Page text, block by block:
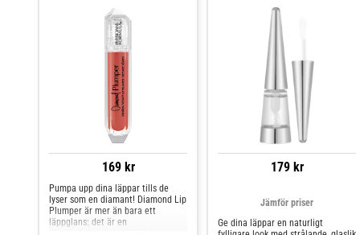
och volymgivande glansFylligare
och slätare läppar med endast en
appliceringKlumpar intePassar
känsliga läppar*Instrumentellt test
169 kr
Pumpa upp dina läppar tills de
lyser som en diamant! Diamond Lip
Plumper är mer än bara ett
läppglans: det är en
179 kr
Jämför priser
Ge dina läppar en naturligt